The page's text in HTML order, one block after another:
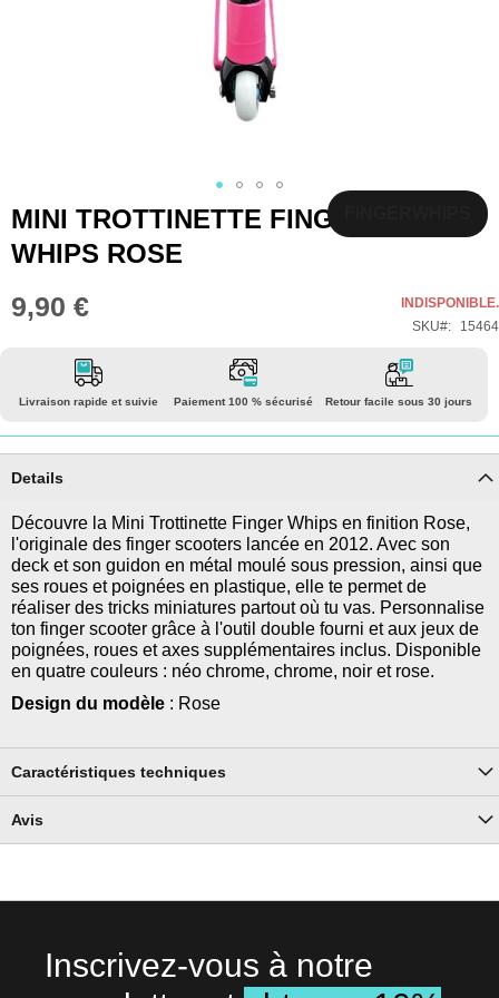
Skip
to
the
beginning
of
gallery
MINI TROTTINETTE FINGER
WHIPS ROSE
9,90 €
INDISPONIBLE.
SKU
15464
Livraison rapide et suivie Paiement 100 % sécurisé Retour facile sous 30 jours
Details
Découvre la Mini Trottinette Finger Whips en finition Rose,
l'originale des finger scooters lancée en 2012. Avec son
deck et son guidon en métal moulé sous pression, ainsi que
ses roues et poignées en plastique, elle te permet de
réaliser des tricks miniatures partout où tu vas. Personnalise
ton finger scooter grâce à l'outil double fourni et aux jeux de
poignées, roues et axes supplémentaires inclus. Disponible
en quatre couleurs : néo chrome, chrome, noir et rose.
Design du modèle : Rose
Caractéristiques techniques
Avis
Inscrivez-vous à notre